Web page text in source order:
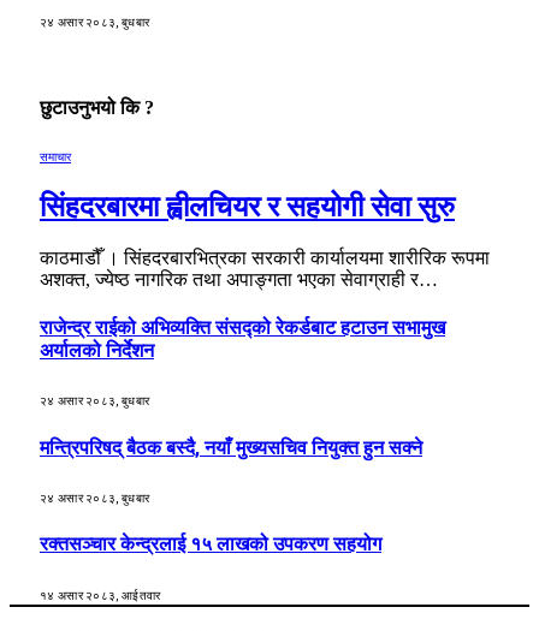
२४ असार २०८३, बुधबार
छुटाउनुभयो कि ?
समाचार
सिंहदरबारमा ह्वीलचियर र सहयोगी सेवा सुरु
काठमाडौँ । सिंहदरबारभित्रका सरकारी कार्यालयमा शारीरिक रूपमा
अशक्त, ज्येष्ठ नागरिक तथा अपाङ्गता भएका सेवाग्राही र…
राजेन्द्र राईको अभिव्यक्ति संसद्को रेकर्डबाट हटाउन सभामुख
अर्यालको निर्देशन
२४ असार २०८३, बुधबार
मन्त्रिपरिषद् बैठक बस्दै, नयाँ मुख्यसचिव नियुक्त हुन सक्ने
२४ असार २०८३, बुधबार
रक्तसञ्चार केन्द्रलाई १५ लाखको उपकरण सहयोग
१४ असार २०८३, आईतवार